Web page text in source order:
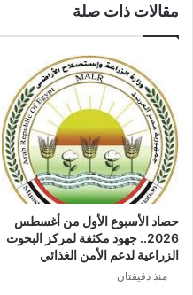
مقالات ذات صلة
حصاد الأسبوع الأول من أغسطس
2026.. جهود مكثفة لمركز البحوث
الزراعية لدعم الأمن الغذائي
منذ دقيقتان